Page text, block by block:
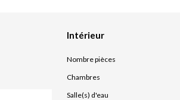
Intérieur
Nombre pièces
Chambres
Salle(s) d'eau